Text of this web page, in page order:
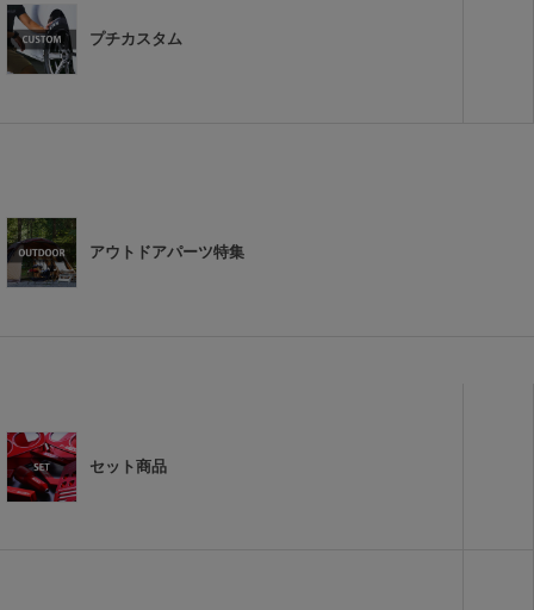
プチカスタム
アウトドアパーツ特集
セット商品